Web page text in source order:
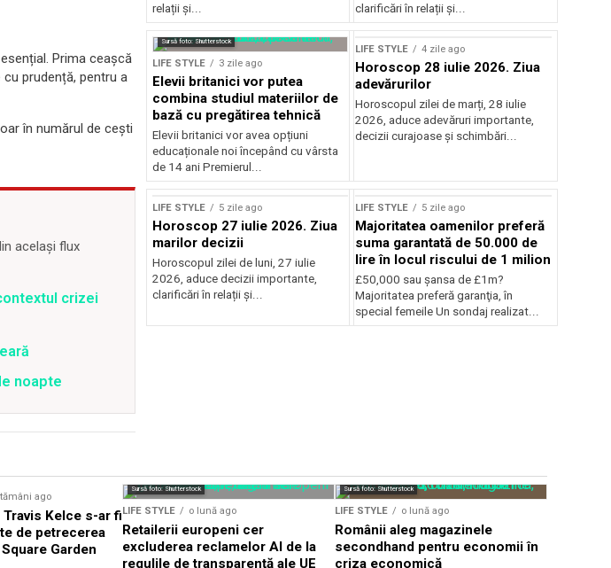
Prima ceașcă
prudență, pentru a
în numărul de cești
același flux
crizei
noapte
relații și...
clarificări în relații și...
Sursă foto: Shutterstock
LIFE STYLE 3 zile ago
Elevii britanici vor putea
combina studiul materiilor de
bază cu pregătirea tehnică
Elevii britanici vor avea opțiuni
educaționale noi începând cu vârsta
de 14 ani Premierul...
LIFE STYLE 4 zile ago
Horoscop 28 iulie 2026. Ziua
adevărurilor
Horoscopul zilei de marți, 28 iulie
2026, aduce adevăruri importante,
decizii curajoase și schimbări...
LIFE STYLE 5 zile ago
Horoscop 27 iulie 2026. Ziua
marilor decizii
Horoscopul zilei de luni, 27 iulie
2026, aduce decizii importante,
clarificări în relații și...
LIFE STYLE 5 zile ago
Majoritatea oamenilor preferă
suma garantată de 50.000 de
lire în locul riscului de 1 milion
£50,000 sau şansa de £1m?
Majoritatea preferă garanţia, în
special femeile Un sondaj realizat...
ago
Kelce s-ar fi
de petrecerea
Garden
Sursă foto: Shutterstock
LIFE STYLE o lună ago
Retailerii europeni cer
excluderea reclamelor AI de la
regulile de transparenţă ale UE
Sursă foto: Shutterstock
LIFE STYLE o lună ago
Românii aleg magazinele
secondhand pentru economii în
criza economică